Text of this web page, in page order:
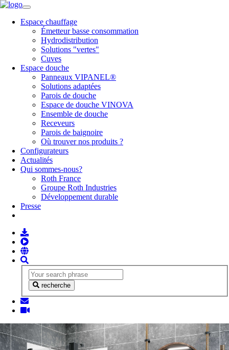
Espace chauffage
Émetteur basse consommation
Hydrodistribution
Solutions "vertes"
Cuves
Espace douche
Panneaux VIPANEL®
Solutions adaptées
Parois de douche
Espace de douche VINOVA
Ensemble de douche
Receveurs
Parois de baignoire
Où trouver nos produits ?
Configurateurs
Actualités
Qui sommes-nous?
Roth France
Groupe Roth Industries
Développement durable
Presse
recherche